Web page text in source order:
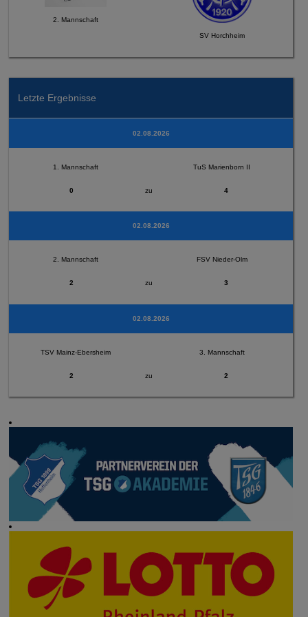
2. Mannschaft
SV Horchheim
Letzte Ergebnisse
02.08.2026
1. Mannschaft TuS Marienborn II
0 zu 4
02.08.2026
2. Mannschaft FSV Nieder-Olm
2 zu 3
02.08.2026
TSV Mainz-Ebersheim 3. Mannschaft
2 zu 2